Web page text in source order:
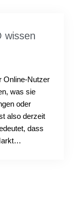
wissen
Online-Nutzer
was sie
oder
also derzeit
dass